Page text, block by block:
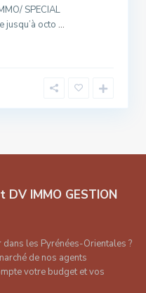
SPECIAL
jusqu’à octo...
IMMO GESTION
les Pyrénées-Orientales ?
de nos agents
votre budget et vos